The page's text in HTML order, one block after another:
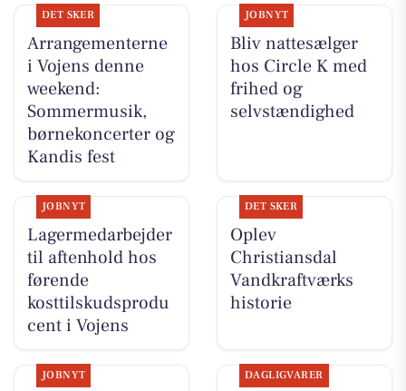
DET SKER
Arrangementerne
i Vojens denne
weekend:
Sommermusik,
børnekoncerter og
Kandis fest
JOBNYT
Bliv nattesælger
hos Circle K med
frihed og
selvstændighed
JOBNYT
Lagermedarbejder
til aftenhold hos
førende
kosttilskudsprodu
cent i Vojens
DET SKER
Oplev
Christiansdal
Vandkraftværks
historie
JOBNYT DAGLIGVARER